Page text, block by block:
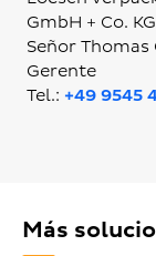
GmbH + Co. KG
Señor Thomas
Gerente
Tel.: +49 9545
Más